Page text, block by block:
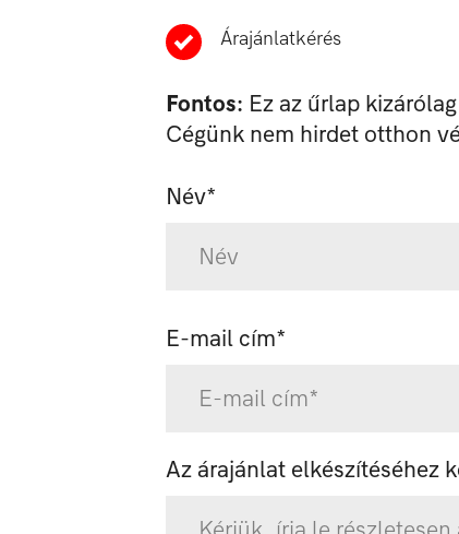
Árajánlatkérés
Fontos: Ez az űrlap
Cégünk nem hirdet otthon
Név*
E-mail cím*
Az árajánlat elkészítéséhez